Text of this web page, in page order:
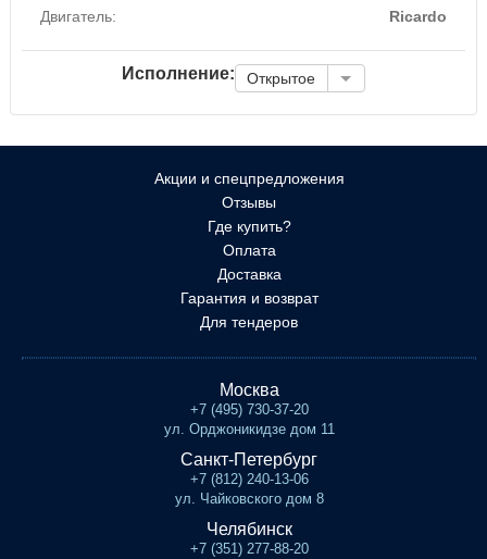
Двигатель:
Ricardo
Исполнение: Открытое
Акции и спецпредложения
Отзывы
Где купить?
Оплата
Доставка
Гарантия и возврат
Для тендеров
Москва
+7 (495) 730-37-20
ул. Орджоникидзе дом 11
Санкт-Петербург
+7 (812) 240-13-06
ул. Чайковского дом 8
Челябинск
+7 (351) 277-88-20